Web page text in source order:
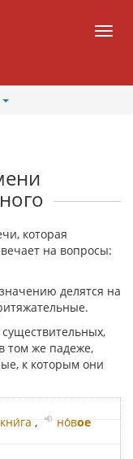
которая
на вопросы:
делятся на
том же падеже,
к которым они
кни́га , но́вое